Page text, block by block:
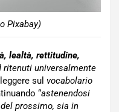
Pixabay)
lealtà, rettitudine,
ritenuti universalmente
sul vocabolario
“astenendosi
prossimo, sia in